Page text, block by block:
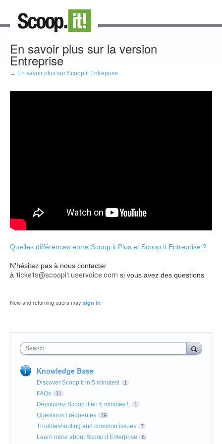
En savoir plus sur la version
Entreprise
← En savoir plus sur Scoop.it Entreprise
Quelles différences entre Scoop.it Plus et Scoop.it Entreprise ?
N'hésitez pas à nous contacter
à tickets@scoopit.uservoice.com si vous avez des questions.
New and returning users may sign in
Search
Knowledge Base
Discover Scoop.it in 5 minutes! 1
FAQs 31
Découvrez Scoop.it en 5 minutes ! 1
Questions Fréquentes 19
Troubleshooting and common issues 7
Learn more about Scoop.it Enterprise 6